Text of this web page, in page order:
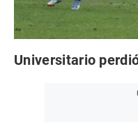
Universitario